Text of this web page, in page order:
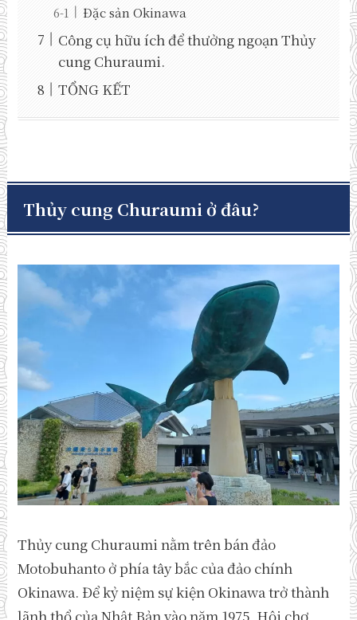
Đặc sản Okinawa
Công cụ hữu ích để thưởng ngoạn Thủy
cung Churaumi.
TỔNG KẾT
Thủy cung Churaumi ở đâu?
Thủy cung Churaumi nằm trên bán đảo
Motobuhanto ở phía tây bắc của đảo chính
Okinawa. Để kỷ niệm sự kiện Okinawa trở thành
lãnh thổ của Nhật Bản vào năm 1975, Hội chợ